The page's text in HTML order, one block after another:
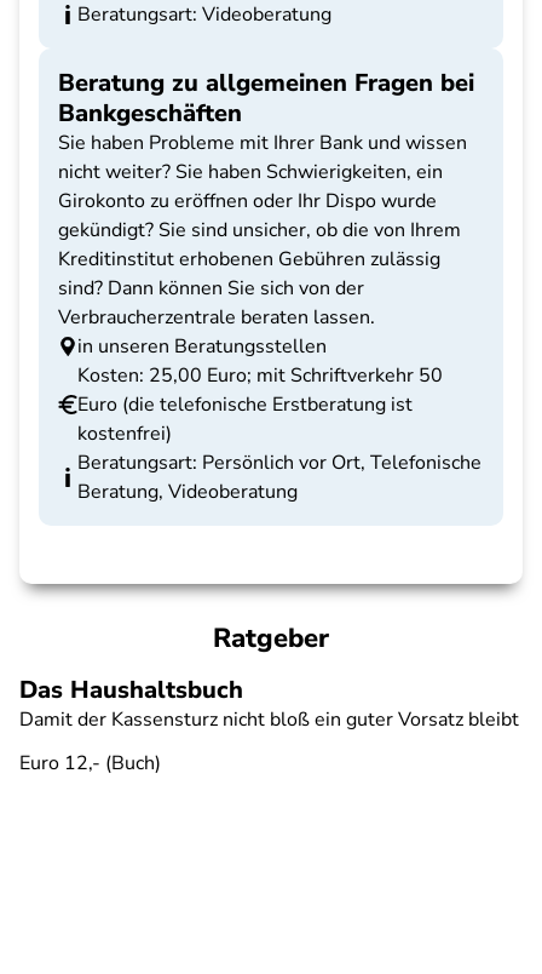
Beratungsart: Videoberatung
Beratung zu allgemeinen Fragen bei
Bankgeschäften
Sie haben Probleme mit Ihrer Bank und wissen
nicht weiter? Sie haben Schwierigkeiten, ein
Girokonto zu eröffnen oder Ihr Dispo wurde
gekündigt? Sie sind unsicher, ob die von Ihrem
Kreditinstitut erhobenen Gebühren zulässig
sind? Dann können Sie sich von der
Verbraucherzentrale beraten lassen.
in unseren Beratungsstellen
Kosten: 25,00 Euro; mit Schriftverkehr 50
Euro (die telefonische Erstberatung ist
kostenfrei)
Beratungsart: Persönlich vor Ort, Telefonische
Beratung, Videoberatung
Ratgeber
Das Haushaltsbuch
Damit der Kassensturz nicht bloß ein guter Vorsatz bleibt
Euro 12,- (Buch)